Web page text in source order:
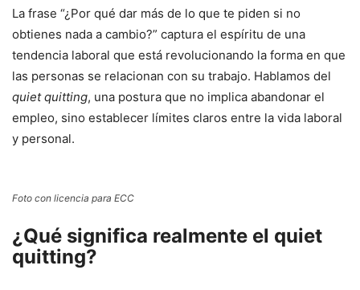
La frase “¿Por qué dar más de lo que te piden si no
obtienes nada a cambio?” captura el espíritu de una
tendencia laboral que está revolucionando la forma en que
las personas se relacionan con su trabajo. Hablamos del
quiet quitting, una postura que no implica abandonar el
empleo, sino establecer límites claros entre la vida laboral
y personal.
Foto con licencia para ECC
¿Qué significa realmente el quiet
quitting?